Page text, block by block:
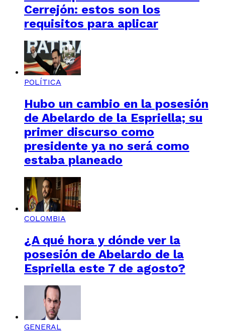
Cerrejón: estos son los
requisitos para aplicar
POLÍTICA
Hubo un cambio en la posesión
de Abelardo de la Espriella; su
primer discurso como
presidente ya no será como
estaba planeado
COLOMBIA
¿A qué hora y dónde ver la
posesión de Abelardo de la
Espriella este 7 de agosto?
GENERAL